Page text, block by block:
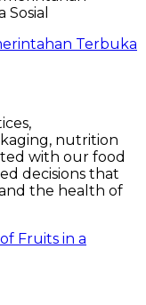
Terbuka
Fruits in a